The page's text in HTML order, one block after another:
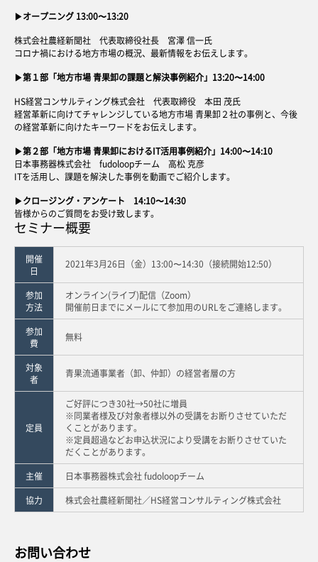
▶︎オープニング 13:00〜13:20
株式会社農経新聞社 代表取締役社長 宮澤 信一氏
コロナ禍における地方市場の概況、最新情報をお伝えします。
▶︎第１部「地方市場 青果卸の課題と解決事例紹介」13:20〜14:00
HS経営コンサルティング株式会社 代表取締役 本田 茂氏
経営革新に向けてチャレンジしている地方市場 青果卸２社の事例と、今後
の経営革新に向けたキーワードをお伝えします。
▶︎第２部「地方市場 青果卸におけるIT活用事例紹介」14:00〜14:10
日本事務器株式会社 fudoloopチーム 高松 克彦
ITを活用し、課題を解決した事例を動画でご紹介します。
▶︎クロージング・アンケート 14:10〜14:30
皆様からのご質問をお受け致します。
セミナー概要
開催
日
2021年3月26日（金）13:00〜14:30（接続開始12:50）
参加
方法
オンライン(ライブ)配信（Zoom）
開催前日までにメールにて参加用のURLをご連絡します。
参加
費
無料
対象
者
青果流通事業者（卸、仲卸）の経営者層の方
定員
ご好評につき30社→50社に増員
※同業者様及び対象者様以外の受講をお断りさせていただ
くことがあります。
※定員超過などお申込状況により受講をお断りさせていた
だくことがあります。
主催
日本事務器株式会社 fudoloopチーム
協力
株式会社農経新聞社／HS経営コンサルティング株式会社
お問い合わせ